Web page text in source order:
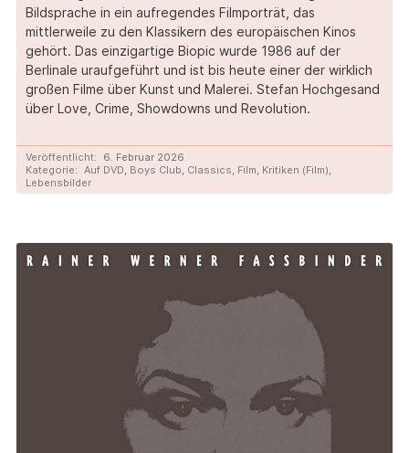
Bildsprache in ein aufregendes Filmporträt, das
mittlerweile zu den Klassikern des europäischen Kinos
gehört. Das einzigartige Biopic wurde 1986 auf der
Berlinale uraufgeführt und ist bis heute einer der wirklich
großen Filme über Kunst und Malerei. Stefan Hochgesand
über Love, Crime, Showdowns und Revolution.
Veröffentlicht:
6. Februar 2026
Kategorie: Auf DVD, Boys Club, Classics, Film, Kritiken (Film),
Lebensbilder